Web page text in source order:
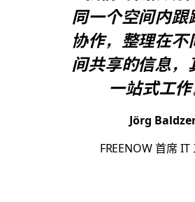
同一个空间内跟
协作，整理在不
间共享的信息，
一站式工
Jörg
FREENOW 首席 IT